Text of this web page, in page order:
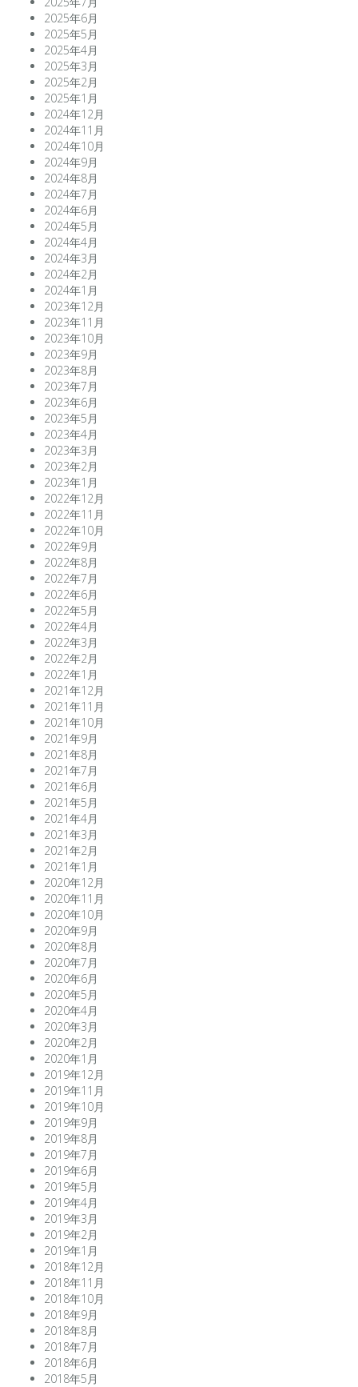
2025年6月
2025年5月
2025年4月
2025年3月
2025年2月
2025年1月
2024年12月
2024年11月
2024年10月
2024年9月
2024年8月
2024年7月
2024年6月
2024年5月
2024年4月
2024年3月
2024年2月
2024年1月
2023年12月
2023年11月
2023年10月
2023年9月
2023年8月
2023年7月
2023年6月
2023年5月
2023年4月
2023年3月
2023年2月
2023年1月
2022年12月
2022年11月
2022年10月
2022年9月
2022年8月
2022年7月
2022年6月
2022年5月
2022年4月
2022年3月
2022年2月
2022年1月
2021年12月
2021年11月
2021年10月
2021年9月
2021年8月
2021年7月
2021年6月
2021年5月
2021年4月
2021年3月
2021年2月
2021年1月
2020年12月
2020年11月
2020年10月
2020年9月
2020年8月
2020年7月
2020年6月
2020年5月
2020年4月
2020年3月
2020年2月
2020年1月
2019年12月
2019年11月
2019年10月
2019年9月
2019年8月
2019年7月
2019年6月
2019年5月
2019年4月
2019年3月
2019年2月
2019年1月
2018年12月
2018年11月
2018年10月
2018年9月
2018年8月
2018年7月
2018年6月
2018年5月